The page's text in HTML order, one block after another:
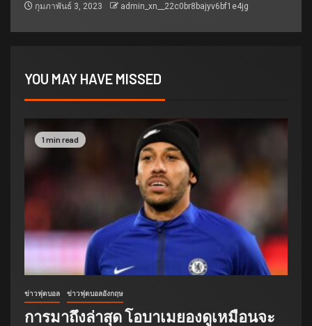
กุมภาพันธ์ 3, 2023 admin_xn__22c0br8bajyv6bf1e4jg
YOU MAY HAVE MISSED
1 min read
ข่าวฟุตบอล ข่าวฟุตบอลอังกฤษ
การมาถึงล่าสุด โอบาเมยองดูเหมือนจะ